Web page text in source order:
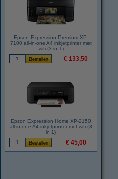
Epson Expression Premium XP-
7100 all-in-one A4 inkjetprinter met
wifi (3 in 1)
€ 133,50
Epson Expression Home XP-2150
all-in-one A4 inkjetprinter met wifi (3
in 1)
€ 45,00